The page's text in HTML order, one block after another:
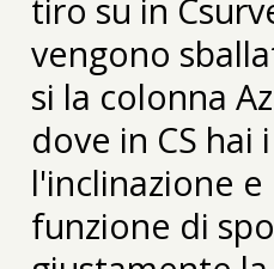
tiro su in
vengono
si la colonna
dove in CS
l'inclinazione
funzione di